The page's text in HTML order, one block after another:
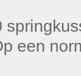
een